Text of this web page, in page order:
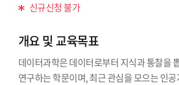
신규신청 불가
개요 및 교육목표
데이터과학은 데이터로부터 지식과 통찰을
연구하는 학문이며, 최근 관심을 모으는 인